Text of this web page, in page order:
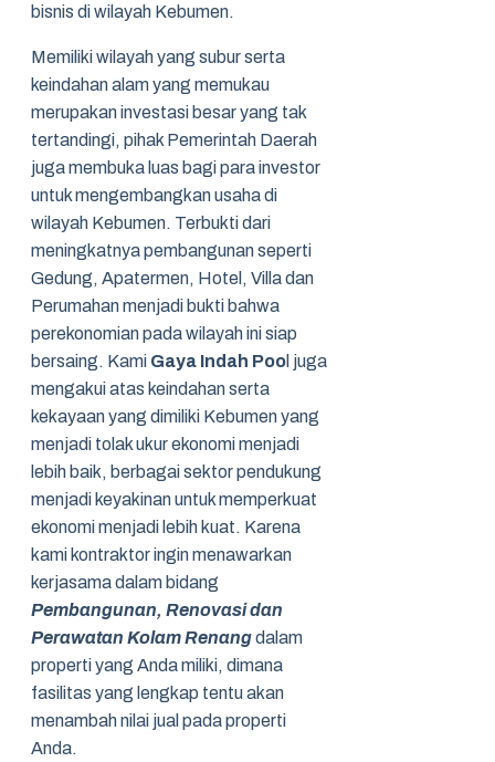
bisnis di wilayah Kebumen.
Memiliki wilayah yang subur serta
keindahan alam yang memukau
merupakan investasi besar yang tak
tertandingi, pihak Pemerintah Daerah
juga membuka luas bagi para investor
untuk mengembangkan usaha di
wilayah Kebumen. Terbukti dari
meningkatnya pembangunan seperti
Gedung, Apatermen, Hotel, Villa dan
Perumahan menjadi bukti bahwa
perekonomian pada wilayah ini siap
bersaing. Kami Gaya Indah Poo l juga
mengakui atas keindahan serta
kekayaan yang dimiliki Kebumen yang
menjadi tolak ukur ekonomi menjadi
lebih baik, berbagai sektor pendukung
menjadi keyakinan untuk memperkuat
ekonomi menjadi lebih kuat. Karena
kami kontraktor ingin menawarkan
kerjasama dalam bidang
Pembangunan, Renovasi dan
Perawatan Kolam Renangdalam
properti yang Anda miliki, dimana
fasilitas yang lengkap tentu akan
menambah nilai jual pada properti
Anda.